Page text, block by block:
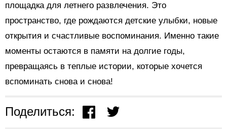
площадка для летнего развлечения. Это
пространство, где рождаются детские улыбки, новые
открытия и счастливые воспоминания. Именно такие
моменты остаются в памяти на долгие годы,
превращаясь в теплые истории, которые хочется
вспоминать снова и снова!
Поделиться: